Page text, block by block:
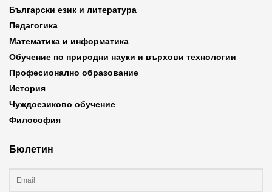
Български език и литература
Педагогика
Математика и информатика
Обучение по природни науки и върхови технологии
Професионално образование
История
Чуждоезиково обучение
Философия
Бюлетин